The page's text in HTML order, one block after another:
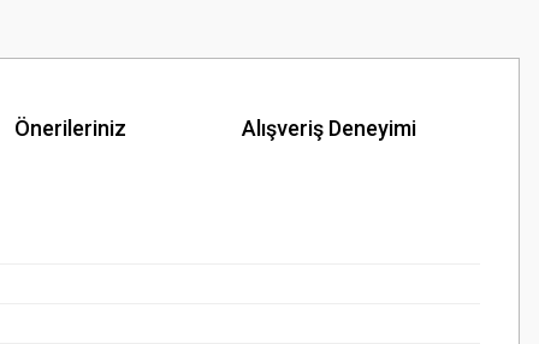
Önerileriniz Alışveriş Deneyimi